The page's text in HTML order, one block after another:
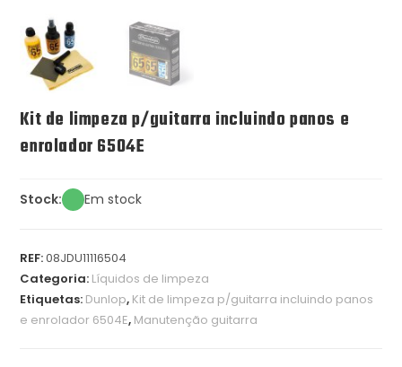
Kit de limpeza p/guitarra incluindo panos e
enrolador 6504E
Stock: Em stock
REF:08JDU11116504
Categoria: Líquidos de limpeza
Etiquetas: Dunlop, Kit de limpeza p/guitarra incluindo panos
e enrolador 6504E, Manutenção guitarra